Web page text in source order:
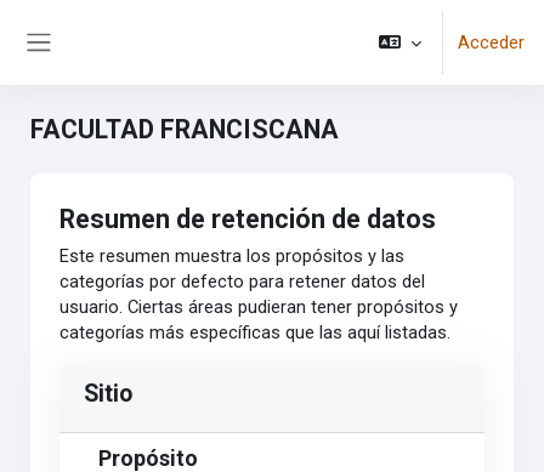
Acceder
FACULTAD FRANCISCANA
Resumen de retención de datos
Este resumen muestra los propósitos y las
categorías por defecto para retener datos del
usuario. Ciertas áreas pudieran tener propósitos y
categorías más específicas que las aquí listadas.
Sitio
Propósito